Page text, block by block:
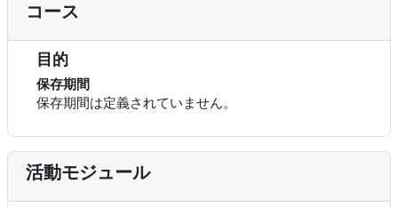
コース
目的
保存期間
保存期間は定義されていません。
活動モジュール